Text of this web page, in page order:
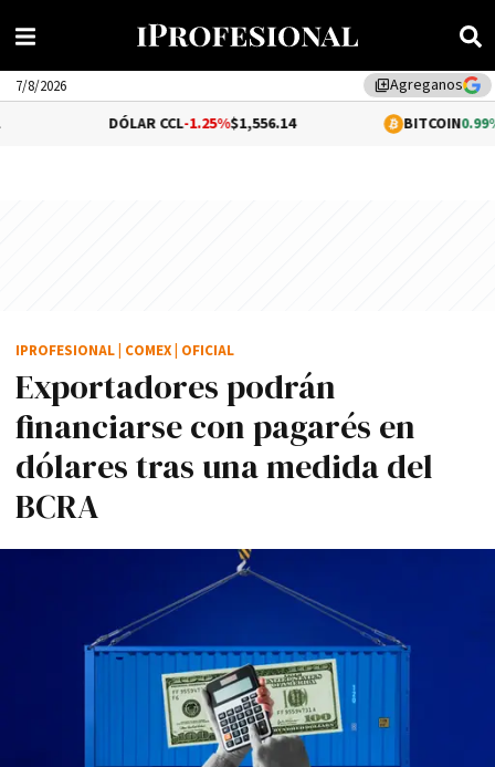
library_addAgreganos
7/8/2026
DÓLAR CCL-1.25%$1,556.14 BITCOIN0.99%
Exportadores podrán
financiarse con pagarés en
dólares tras una medida del
BCRA
IPROFESIONAL COMEX OFICIAL